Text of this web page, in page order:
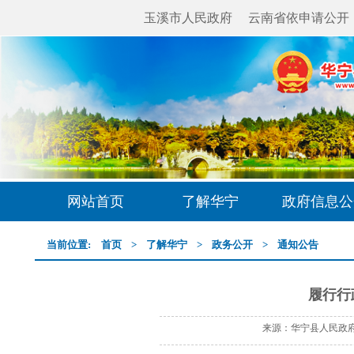
玉溪市人民政府 云南省依申请公开
网站首页 了解华宁 政府信息
当前位置: 首页 > 了解华宁 > 政务公开 > 通知公告
履行
来源：华宁县人民政